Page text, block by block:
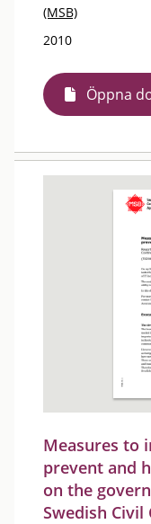
(MSB)
2010
Öppna
Measures to
prevent and
on the
Swedish Civil